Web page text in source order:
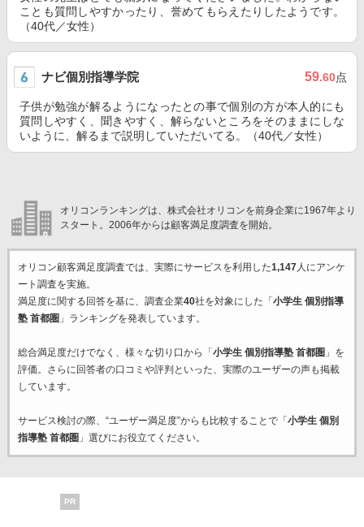
ことも質問しやすかったり、誉めてもらえたりしたようです。
（40代／女性）
ナビ個別指導学院 59.60点
子供が勉強が解るようになったとの事で個別の方が本人的にも
質問しやすく、聞きやすく、解らないところをそのままにしな
いように、解るまで説明していただいてる。（40代／女性）
オリコンランキングは、株式会社オリコンを前身企業に1967年より
スタート。2006年からは顧客満足度調査を開始。
オリコン顧客満足度調査では、実際にサービスを利用した1,147人にアンケ
ート調査を実施。
満足度に関する回答を基に、調査企業40社を対象にした「 小学生 個別指導
塾 首都圏 」ランキングを発表しています。
総合満足度だけでなく、様々な切り口から「 小学生 個別指導塾 首都圏 」を
評価。さらに回答者の口コミや評判といった、実際のユーザーの声も掲載
しています。
サービス検討の際、“ユーザー満足度”からも比較することで「 小学生 個別
指導塾 首都圏 」選びにお役立てください。
PR